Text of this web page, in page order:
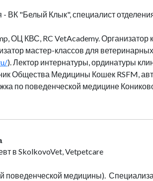
ВК "Белый Клык", специалист
ОЦ КВС, RC VetAcademy.
мастер-классов для
). Лектор интернатуры, ординатуры
Общества Медицины Кошек RSFM,
по поведенческой медицине
в SkolkovoVet, Vetpetcare
поведенческой медицины).